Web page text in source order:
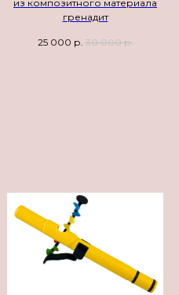
из композитного материала
гренадит
25 000 р. 30 000 р.